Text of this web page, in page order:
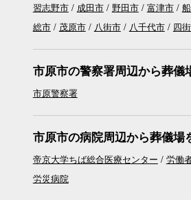
習志野市
成田市 野田市 富津市
総市
茂原市 八街市 八千代市 四
市原市の警察署周辺から葬儀
市原警察署
市原市の病院周辺から葬儀場
帝京大学ちば総合医療センター
労働
労災病院